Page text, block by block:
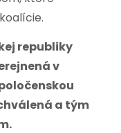
republiky
v
a tým